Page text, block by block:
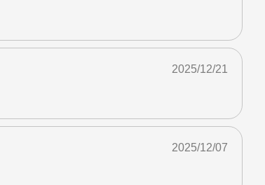
2025/12/21
2025/12/07